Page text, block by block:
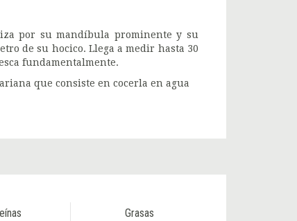
por su mandíbula prominente y su
de su hocico. Llega a medir hasta 30
fundamentalmente.
que consiste en cocerla en agua
Grasas